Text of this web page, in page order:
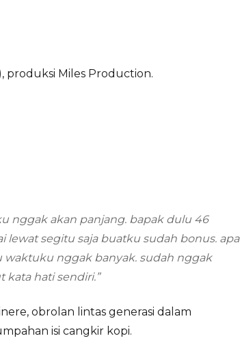
produksi Miles Production.
nggak akan panjang. bapak dulu 46
lewat segitu saja buatku sudah bonus. apa
waktuku nggak banyak. sudah nggak
hati sendiri.”
obrolan lintas generasi dalam
isi cangkir kopi.